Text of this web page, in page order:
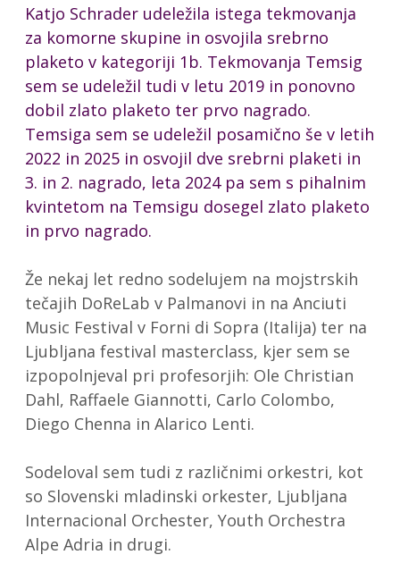
Katjo Schrader udeležila istega tekmovanja
za komorne skupine in osvojila srebrno
plaketo v kategoriji 1b. Tekmovanja Temsig
sem se udeležil tudi v letu 2019 in ponovno
dobil zlato plaketo ter prvo nagrado.
Temsiga sem se udeležil posamično še v letih
2022 in 2025 in osvojil dve srebrni plaketi in
3. in 2. nagrado, leta 2024 pa sem s pihalnim
kvintetom na Temsigu dosegel zlato plaketo
in prvo nagrado.
Že nekaj let redno sodelujem na mojstrskih
tečajih DoReLab v Palmanovi in na Anciuti
Music Festival v Forni di Sopra (Italija) ter na
Ljubljana festival masterclass, kjer sem se
izpopolnjeval pri profesorjih: Ole Christian
Dahl, Raffaele Giannotti, Carlo Colombo,
Diego Chenna in Alarico Lenti.
Sodeloval sem tudi z različnimi orkestri, kot
so Slovenski mladinski orkester, Ljubljana
Internacional Orchester, Youth Orchestra
Alpe Adria in drugi.